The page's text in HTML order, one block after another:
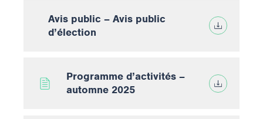
Avis public – Avis public
d’élection
Programme d’activités –
automne 2025